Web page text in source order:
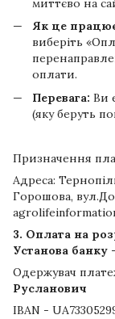
миттєво на
Як це
виберіть
оплати.
Перевага: Ви
(яку беруть
Призначення
Адреса:
Горошова,
3. Оплата на
Установа банку
Одержувач
Русланович
IBAN -